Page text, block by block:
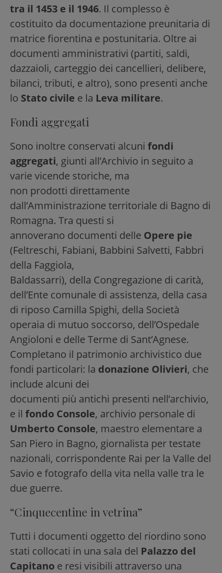
tra il 1453 e il 1946. Il complesso è
costituito da documentazione preunitaria di
matrice fiorentina e postunitaria. Oltre ai
documenti amministrativi (partiti, saldi,
dazzaioli, carteggio dei cancellieri, delibere,
bilanci, tributi, e altro), sono presenti anche
lo Stato civile e la Leva militare.
Fondi aggregati
Sono inoltre conservati alcuni fondi
aggregati, giunti all’Archivio in seguito a
varie vicende storiche, ma
non prodotti direttamente
dall’Amministrazione territoriale di Bagno di
Romagna. Tra questi si
annoverano documenti delle Opere pie
(Feltreschi, Fabiani, Babbini Salvetti, Fabbri
della Faggiola,
Baldassarri), della Congregazione di carità,
dell’Ente comunale di assistenza, della casa
di riposo Camilla Spighi, della Società
operaia di mutuo soccorso, dell’Ospedale
Angioloni e delle Terme di Sant’Agnese.
Completano il patrimonio archivistico due
fondi particolari: la donazione Olivieri, che
include alcuni dei
documenti più antichi presenti nell’archivio,
e il fondo Console, archivio personale di
Umberto Console, maestro elementare a
San Piero in Bagno, giornalista per testate
nazionali, corrispondente Rai per la Valle del
Savio e fotografo della vita nella valle tra le
due guerre.
“Cinquecentine in vetrina”
Tutti i documenti oggetto del riordino sono
stati collocati in una sala del Palazzo del
Capitano e resi visibili attraverso una